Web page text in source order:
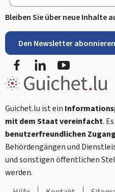
Bleiben Sie über neue
Den Newsletter abonnieren
FacebookLinkedIn
Guichet.lu ist ein
mit dem Staat vereinfacht.
benutzerfreundlichen Zugang
Behördengängen und
und sonstigen öffentlichen
werden.